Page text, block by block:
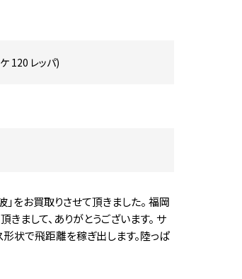
120 レッパ)
」をお買取りさせて頂きました。 福岡
まして、ありがとうございます。 サ
状で飛距離を稼ぎ出します。陸っぱ